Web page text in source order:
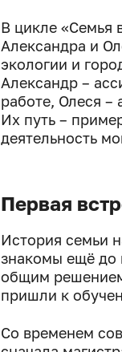
В цикле «Семья
Александра и
экологии и
Александр –
работе, Олеся –
Их путь –
деятельность
Первая
История семьи
знакомы ещё до
общим
пришли к
Со временем